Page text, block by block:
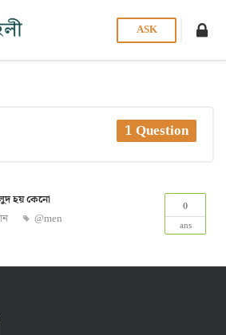
ASK
1 Question
0
ans
হয় কেনো
@men